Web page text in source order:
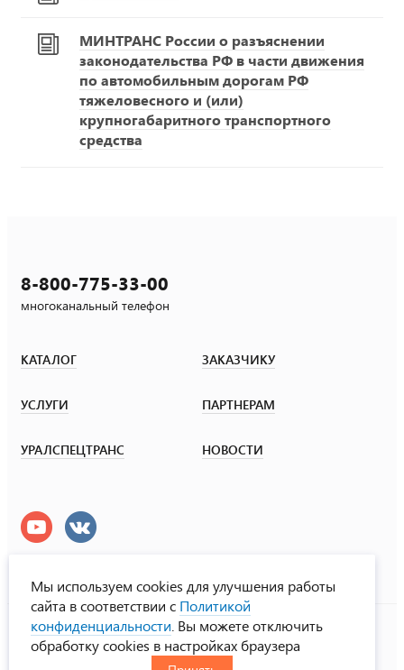
МИНТРАНС России о разъяснении
законодательства РФ в части движения
по автомобильным дорогам РФ
тяжеловесного и (или)
крупногабаритного транспортного
средства
8-800-775-33-00
многоканальный телефон
КАТАЛОГ ЗАКАЗЧИКУ
УСЛУГИ ПАРТНЕРАМ
УРАЛСПЕЦТРАНС НОВОСТИ
УралСпецТранс
© ООО «Урал СТ», 2000-2026
Политика конфиденциальности
Мы используем cookies для улучшения работы
сайта в соответствии с Политикой
конфиденциальности . Вы можете отключить
обработку cookies в настройках браузера